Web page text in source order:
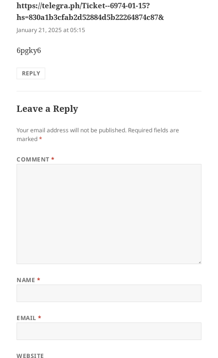
https://telegra.ph/Ticket--6974-01-15?
hs=830a1b3cfab2d52884d5b22264874c87&
January 21, 2025 at 05:15
6pgky6
REPLY
Leave a Reply
Your email address will not be published. Required fields are
marked*
COMMENT*
NAME *
EMAIL*
WEBSITE